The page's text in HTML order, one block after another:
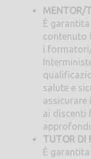
MENTOR/
È
contenuto
i
salute e
assicurare
ai discenti
TUTOR DI
È